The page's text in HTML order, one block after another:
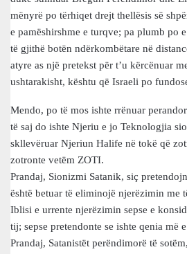
mënyrë po tërhiqet drejt thellësis së
e pamëshirshme e turqve; pa plumb po
të gjithë botën ndërkombëtare në
atyre as një pretekst për t’u kërcënuar
ushtarakisht, kështu që Israeli po
Mendo, po të mos ishte rrënuar
të saj do ishte Njeriu e jo Teknologjia
skllevëruar Njeriun Halife në tokë që
zotronte vetëm ZOTI.
Prandaj, Sionizmi Satanik, siç
është betuar të eliminojë njerëzimin me
Iblisi e urrente njerëzimin sepse e
tij; sepse pretendonte se ishte qenia më
Prandaj, Satanistët perëndimorë të